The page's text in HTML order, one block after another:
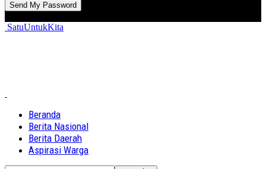
SatuUntukKita
Beranda
Berita Nasional
Berita Daerah
Aspirasi Warga